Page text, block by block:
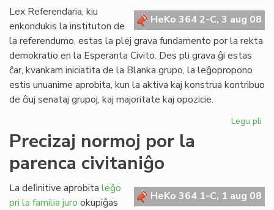
arbitreco
kun
polico
HeKo 364 2-C, 3 aug 08
Lex Referendaria, kiu
enkondukis la instituton de
la referendumo, estas la plej grava fundamento por la rekta
demokratio en la Esperanta Civito. Des pli grava ĝi estas
ĉar, kvankam iniciatita de la Blanka grupo, la leĝopropono
estis unuanime aprobita, kun la aktiva kaj konstrua kontribuo
de ĉiuj senataj grupoj, kaj majoritate kaj opozicie.
Legu pli
Precizaj normoj por la
parenca civitaniĝo
HeKo 364 1-C, 1 aug 08
La deﬁnitive aprobita leĝo
pri la familia juro okupiĝas